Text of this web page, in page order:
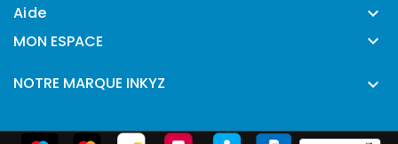
Aide 
MON ESPACE 
NOTRE MARQUE INKYZ 